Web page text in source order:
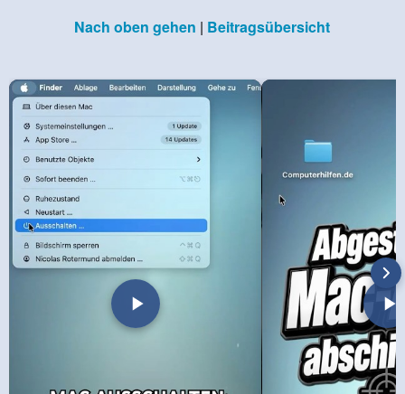
Nach oben gehen | Beitragsübersicht